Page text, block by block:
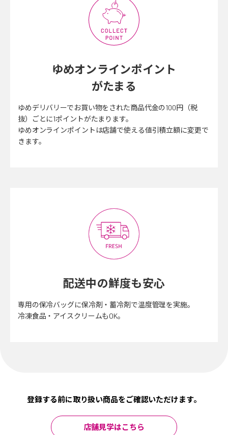
ゆめオンラインポイント
がたまる
ゆめデリバリーでお買い物をされた商品代金の100円（税
抜）ごとに1ポイントがたまります。
ゆめオンラインポイントは店舗で使える値引積立額に変更で
きます。
配送中の鮮度も安心
専用の保冷バッグに保冷剤・蓄冷剤で温度管理を実施。
冷凍食品・アイスクリームもOK。
登録する前に取り扱い商品をご確認いただけます。
店舗見学はこちら